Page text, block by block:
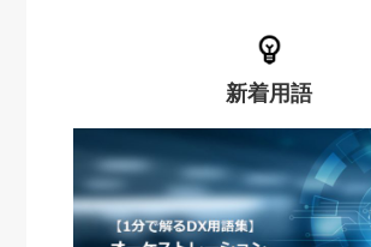
新着用語